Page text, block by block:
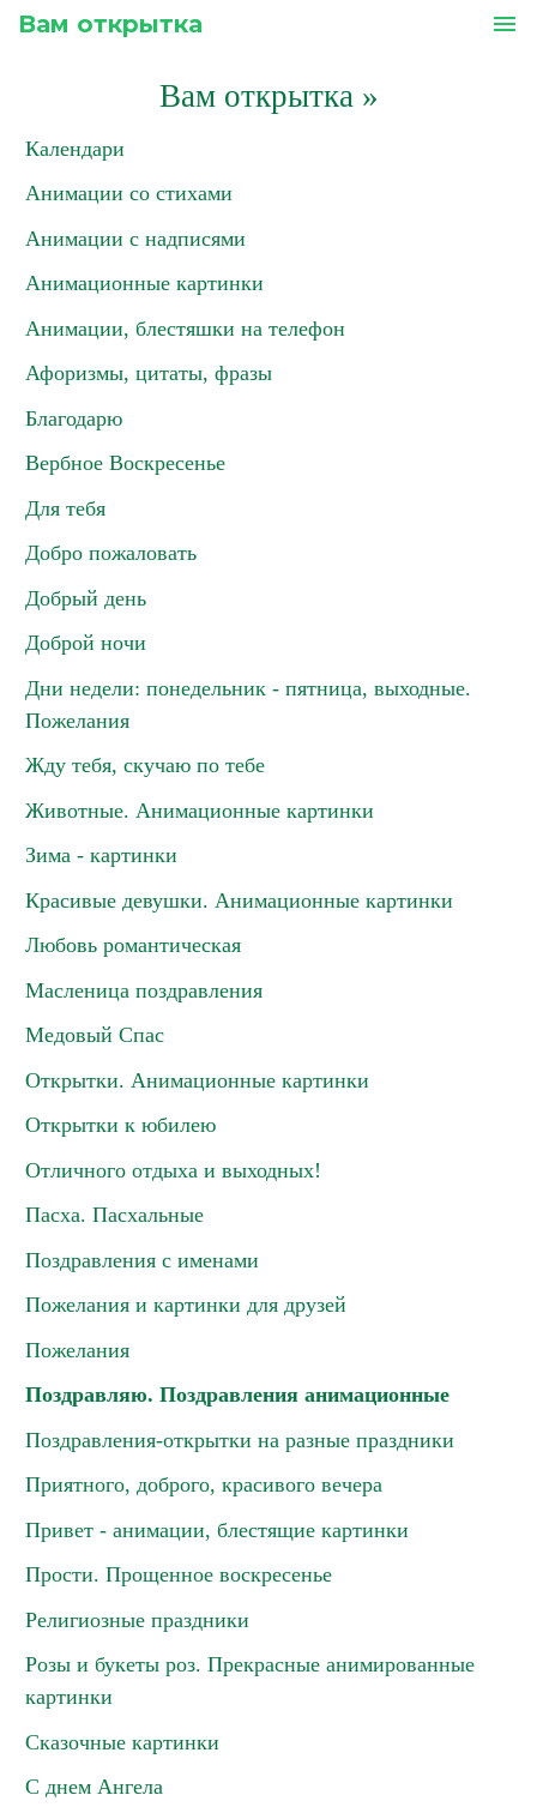
Вам открытка menu
Вам открытка»
Календари
Анимации со стихами
Анимации с надписями
Анимационные картинки
Анимации, блестяшки на телефон
Афоризмы, цитаты, фразы
Благодарю
Вербное Воскресенье
Для тебя
Добро пожаловать
Добрый день
Доброй ночи
Дни недели: понедельник - пятница, выходные.
Пожелания
Жду тебя, скучаю по тебе
Животные. Анимационные картинки
Зима - картинки
Красивые девушки. Анимационные картинки
Любовь романтическая
Масленица поздравления
Медовый Спас
Открытки. Анимационные картинки
Открытки к юбилею
Отличного отдыха и выходных!
Пасха. Пасхальные
Поздравления с именами
Пожелания и картинки для друзей
Пожелания
Поздравляю. Поздравления анимационные
Поздравления-открытки на разные праздники
Приятного, доброго, красивого вечера
Привет - анимации, блестящие картинки
Прости. Прощенное воскресенье
Религиозные праздники
Розы и букеты роз. Прекрасные анимированные
картинки
Сказочные картинки
С днем Ангела